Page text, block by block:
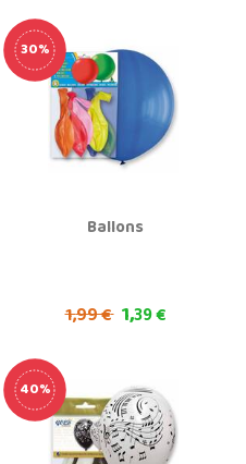
30%
Ballons
1,99 € 1,39 €
40%